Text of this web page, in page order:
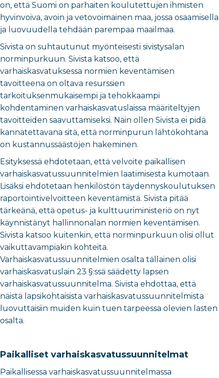
on, että Suomi on parhaiten koulutettujen ihmisten
hyvinvoiva, avoin ja vetovoimainen maa, jossa osaamisella
ja luovuudella tehdään parempaa maailmaa.
Sivista on suhtautunut myönteisesti sivistysalan
norminpurkuun. Sivista katsoo, että
varhaiskasvatuksessa normien keventämisen
tavoitteena on oltava resurssien
tarkoituksenmukaisempi ja tehokkaampi
kohdentaminen varhaiskasvatuslaissa määriteltyjen
tavoitteiden saavuttamiseksi. Näin ollen Sivista ei pidä
kannatettavana sitä, että norminpurun lähtökohtana
on kustannussäästöjen hakeminen.
Esityksessä ehdotetaan, että velvoite paikallisen
varhaiskasvatussuunnitelmien laatimisesta kumotaan.
Lisäksi ehdotetaan henkilöstön täydennyskoulutuksen
raportointivelvoitteen keventämistä. Sivista pitää
tärkeänä, että opetus- ja kulttuuriministeriö on nyt
käynnistänyt hallinnonalan normien keventämisen.
Sivista katsoo kuitenkin, että norminpurkuun olisi ollut
vaikuttavampiakin kohteita.
Varhaiskasvatussuunnitelmien osalta tällainen olisi
varhaiskasvatuslain 23 §:ssä säädetty lapsen
varhaiskasvatussuunnitelma. Sivista ehdottaa, että
näistä lapsikohtaisista varhaiskasvatussuunnitelmista
luovuttaisiin muiden kuin tuen tarpeessa olevien lasten
osalta.
Paikalliset varhaiskasvatussuunnitelmat
Paikallisessa varhaiskasvatussuunnitelmassa